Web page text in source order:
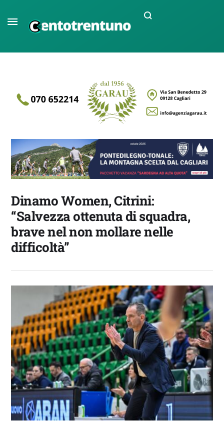
Dinamo Women, Citrini:
“Salvezza ottenuta di squadra,
brave nel non mollare nelle
difficoltà”